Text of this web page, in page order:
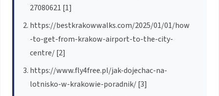
27080621 [1]
https://bestkrakowwalks.com/2025/01/01/how
-to-get-from-krakow-airport-to-the-city-
centre/ [2]
https://www.fly4free.pl/jak-dojechac-na-
lotnisko-w-krakowie-poradnik/ [3]